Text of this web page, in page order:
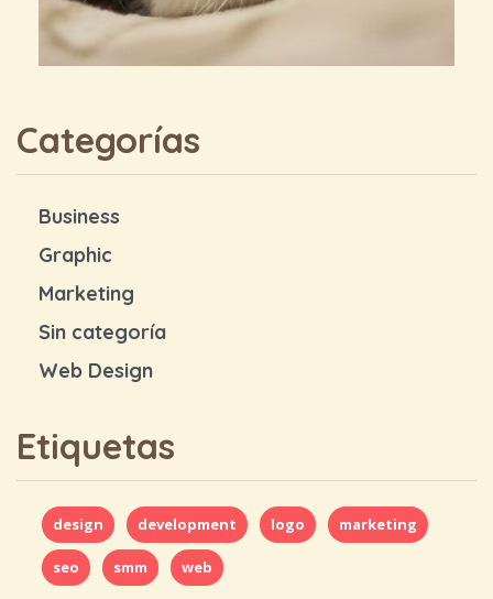
Categorías
Business
Graphic
Marketing
Sin categoría
Web Design
Etiquetas
design development logo marketing
seo smm web